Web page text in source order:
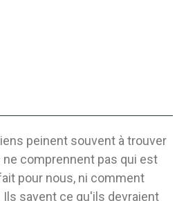
peinent souvent à trouver
ne comprennent pas qui est
pour nous, ni comment
Ils savent ce qu'ils devraient